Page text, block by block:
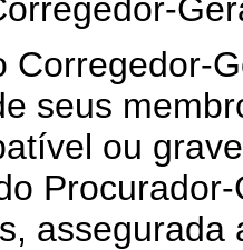
Corregedor-
seus
ou
assegurada